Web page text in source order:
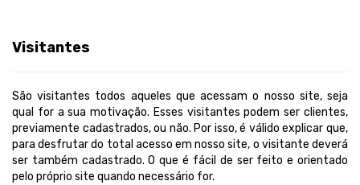
Visitantes
São visitantes todos aqueles que acessam o nosso site, seja
qual for a sua motivação. Esses visitantes podem ser clientes,
previamente cadastrados, ou não. Por isso, é válido explicar que,
para desfrutar do total acesso em nosso site, o visitante deverá
ser também cadastrado. O que é fácil de ser feito e orientado
pelo próprio site quando necessário for.